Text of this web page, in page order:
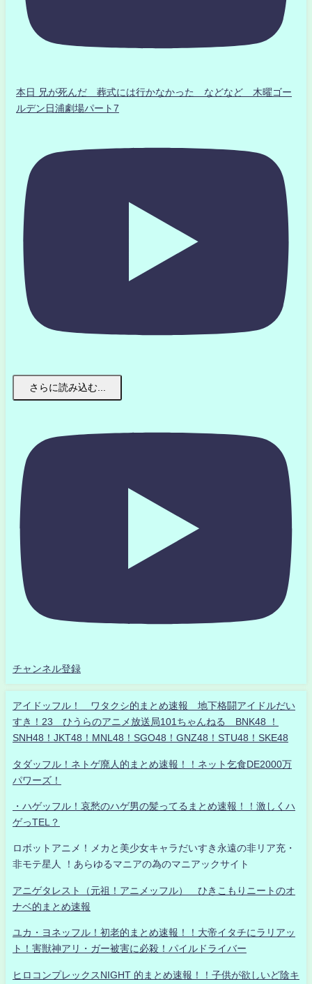
本日 兄が死んだ 葬式には行かなかった などなど 木曜ゴー
ルデン日浦劇場パート7
さらに読み込む...
チャンネル登録
アイドッフル！ ワタクシ的まとめ速報 地下格闘アイドルだい
すき！23 ひうらのアニメ放送局101ちゃんねる BNK48 ！
SNH48！JKT48！MNL48！SGO48！GNZ48！STU48！SKE48
タダッフル！ネトゲ廃人的まとめ速報！！ネット乞食DE2000万
パワーズ！
・ハゲッフル！哀愁のハゲ男の髪ってるまとめ速報！！激しくハ
ゲっTEL？
ロボットアニメ！メカと美少女キャラだいすき永遠の非リア充・
非モテ星人 ！あらゆるマニアの為のマニアックサイト
アニゲタレスト（元祖！アニメッフル） ひきこもりニートのオ
ナベ的まとめ速報
ユカ・ヨネッフル！初老的まとめ速報！！大帝イタチにラリアッ
ト！害獣神アリ・ガー被害に必殺！パイルドライバー
ヒロコンプレックスNIGHT 的まとめ速報！！子供が欲しいど陰キ